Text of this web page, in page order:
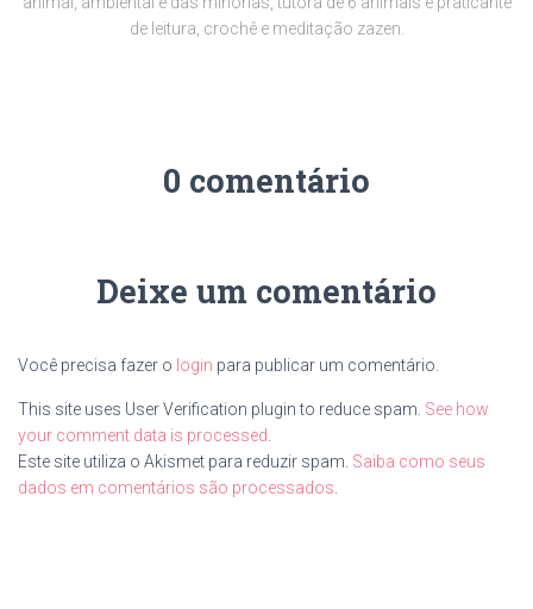
de leitura, crochê e meditação zazen.
0 comentário
Deixe um comentário
Você precisa fazer o login para publicar um comentário.
This site uses User Verification plugin to reduce spam. See how
your comment data is processed
Este site utiliza o Akismet para reduzir spam. Saiba como seus
dados em comentários são processados